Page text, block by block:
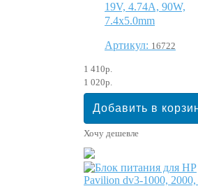
19V, 4.74A, 90W,
7.4x5.0mm
Артикул: 16722
1 410р.
1 020р.
Хочу дешевле